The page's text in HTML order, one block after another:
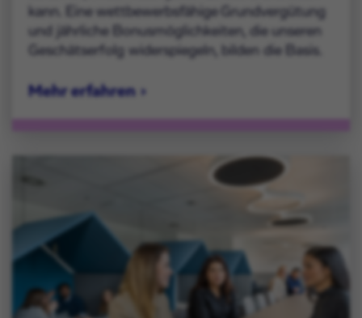
kann. Eine wettbewerbsfähige Grundvergütung
und jährliche Bonusmöglichkeiten, die unseren
Geschätserfolg widerspiegeln, bilden die Basis.
Mehr erfahren